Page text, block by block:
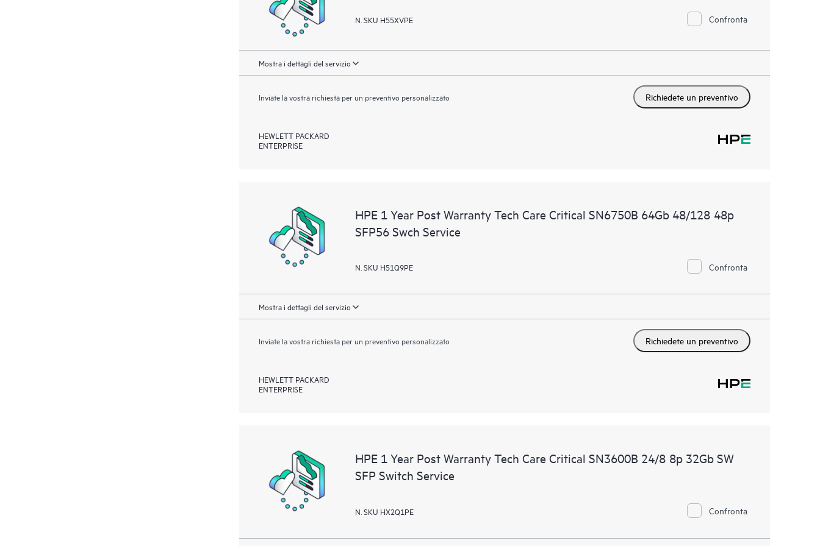
N. SKU H55XVPE Confronta
Mostra i dettagli del servizio
Inviate la vostra richiesta per un preventivo personalizzato Richiedete un preventivo
HEWLETT PACKARD
ENTERPRISE
HPE 1 Year Post Warranty Tech Care Critical SN6750B 64Gb 48/128 48p
SFP56 Swch Service
N. SKU H51Q9PE Confronta
Mostra i dettagli del servizio
Inviate la vostra richiesta per un preventivo personalizzato Richiedete un preventivo
HEWLETT PACKARD
ENTERPRISE
HPE 1 Year Post Warranty Tech Care Critical SN3600B 24/8 8p 32Gb SW
SFP Switch Service
N. SKU HX2Q1PE Confronta